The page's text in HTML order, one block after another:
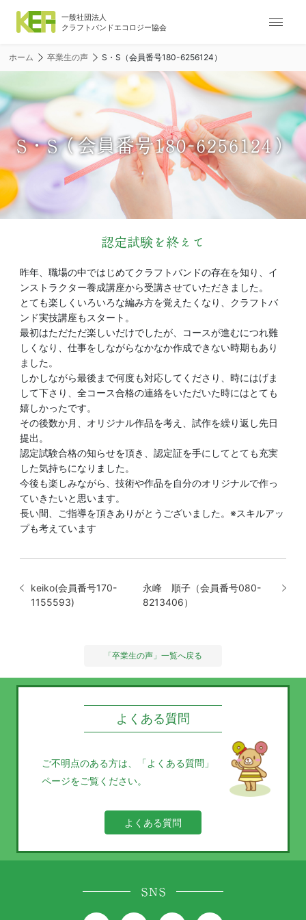
ナ
ー
シ
ョ
ン
メ
ニ
ュ
ー
ホーム 卒業生の声 S・S（会員番号180-6256124）
S・S（会員番号180-6256124）
認定試験を終えて
昨年、職場の中ではじめてクラフトバンドの存在を知り、イ
ンストラクター養成講座から受講させていただきました。
とても楽しくいろいろな編み方を覚えたくなり、クラフトバ
ンド実技講座もスタート。
最初はただただ楽しいだけでしたが、コースが進むにつれ難
しくなり、仕事をしながらなかなか作成できない時期もあり
ました。
しかしながら最後まで何度も対応してくださり、時にはげま
して下さり、全コース合格の連絡をいただいた時にはとても
嬉しかったです。
その後数か月、オリジナル作品を考え、試作を繰り返し先日
提出。
認定試験合格の知らせを頂き、認定証を手にしてとても充実
した気持ちになりました。
今後も楽しみながら、技術や作品を自分のオリジナルで作っ
ていきたいと思います。
長い間、ご指導を頂きありがとうございました。※スキルアッ
プも考えています
keiko(会員番号170-
1155593)
永峰 順子（会員番号080-
8213406）
「卒業生の声」一覧へ戻る
よくある質問
ご不明点のある方は、
「よくある質問」
ページをご覧ください。
よくある質問
SNS